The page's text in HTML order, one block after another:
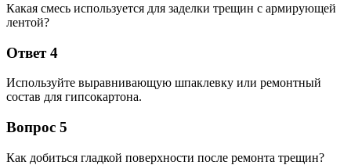
Какая смесь используется для заделки трещин с армирующей
лентой?
Ответ 4
Используйте выравнивающую шпаклевку или ремонтный
состав для гипсокартона.
Вопрос 5
Как добиться гладкой поверхности после ремонта трещин?